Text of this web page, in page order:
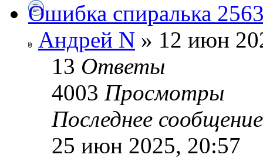
Ошибка спиралька
Андрей N » 12 июн
13 Ответы
4003 Просмотры
Последнее
25 июн 2025, 20:57